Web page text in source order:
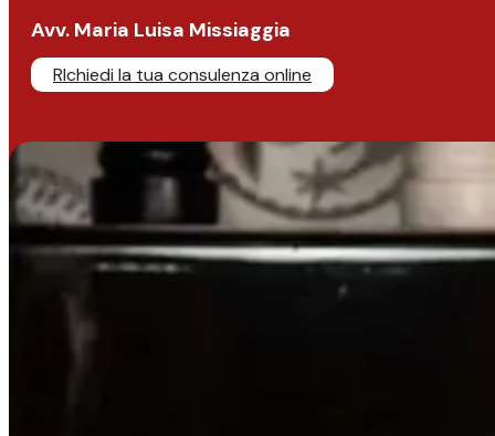
Avv. Maria Luisa Missiaggia
RIchiedi la tua consulenza online